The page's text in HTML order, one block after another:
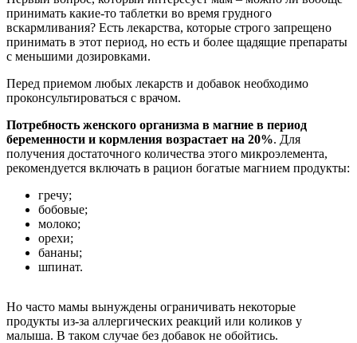
принимать какие-то таблетки во время грудного
вскармливания? Есть лекарства, которые строго запрещено
принимать в этот период, но есть и более щадящие препараты
с меньшими дозировками.
Перед приемом любых лекарств и добавок необходимо
проконсультироваться с врачом.
Потребность женского организма в магние в период
беременности и кормления возрастает на 20%. Для
получения достаточного количества этого микроэлемента,
рекомендуется включать в рацион богатые магнием продукты:
гречу;
бобовые;
молоко;
орехи;
бананы;
шпинат.
Но часто мамы вынуждены ограничивать некоторые
продукты из-за аллергических реакций или коликов у
малыша. В таком случае без добавок не обойтись.